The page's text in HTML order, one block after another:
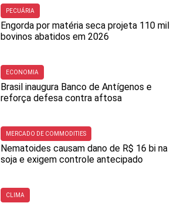
PECUÁRIA
Engorda por matéria seca projeta 110 mil
bovinos abatidos em 2026
ECONOMIA
Brasil inaugura Banco de Antígenos e
reforça defesa contra aftosa
MERCADO DE COMMODITIES
Nematoides causam dano de R$ 16 bi na
soja e exigem controle antecipado
CLIMA